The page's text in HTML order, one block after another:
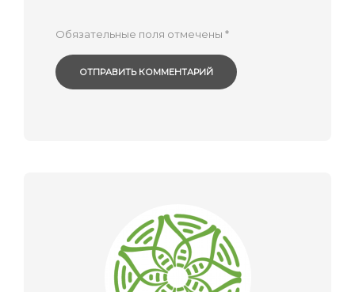
Обязательные поля отмечены *